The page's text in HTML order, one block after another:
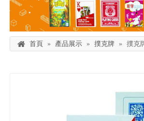
首頁 » 產品展示 » 撲克牌 » 撲克